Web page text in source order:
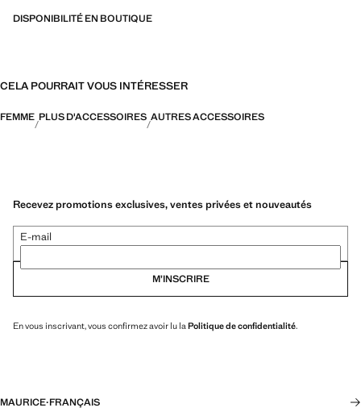
DISPONIBILITÉ EN BOUTIQUE
CELA POURRAIT VOUS INTÉRESSER
FEMME PLUS D'ACCESSOIRES AUTRES ACCESSOIRES
Recevez promotions exclusives, ventes privées et nouveautés
E-mail
M’INSCRIRE
En vous inscrivant, vous confirmez avoir lu la Politique de confidentialité.
MAURICE·FRANÇAIS